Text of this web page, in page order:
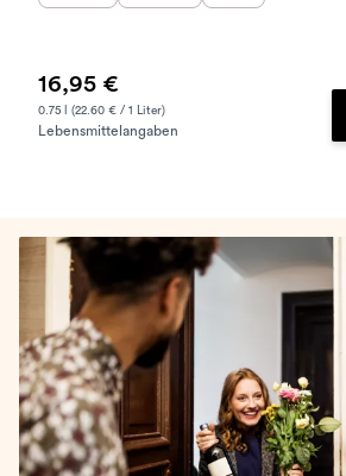
16,95 €
0.75 l (22.60 € / 1 Liter)
Lebensmittelangaben